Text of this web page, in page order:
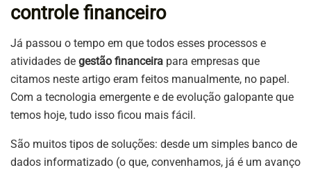
controle financeiro
Já passou o tempo em que todos esses processos e
atividades de gestão financeira para empresas que
citamos neste artigo eram feitos manualmente, no papel.
Com a tecnologia emergente e de evolução galopante que
temos hoje, tudo isso ficou mais fácil.
São muitos tipos de soluções: desde um simples banco de
dados informatizado (o que, convenhamos, já é um avanço